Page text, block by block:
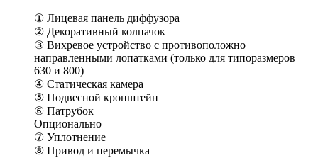
① Лицевая панель диффузора
② Декоративный колпачок
③ Вихревое устройство с противоположно
направленными лопатками (только для типоразмеров
630 и 800)
④ Статическая камера
⑤ Подвесной кронштейн
⑥ Патрубок
Опционально
⑦ Уплотнение
⑧ Привод и перемычка